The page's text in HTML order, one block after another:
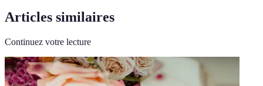
Articles similaires
Continuez votre lecture